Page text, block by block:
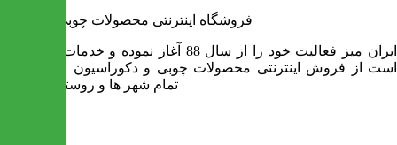
فروشگاه اینترنتی محصولات چوبی ایران میز
ایران میز فعالیت خود را از سال 88 آغاز نموده و خدمات آن عبارت
است از فروش اینترنتی محصولات چوبی و دکوراسیون و ارسال به
تمام شهر ها و روستاهای کشور